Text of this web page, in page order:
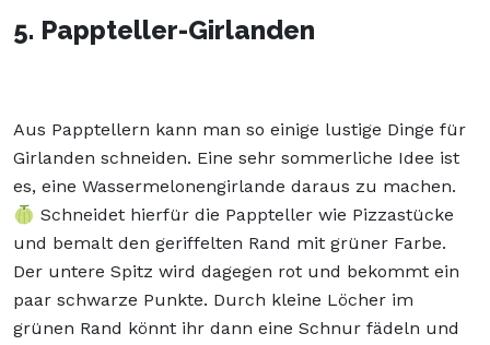
5. Pappteller-Girlanden
Aus Papptellern kann man so einige lustige Dinge für
Girlanden schneiden. Eine sehr sommerliche Idee ist
es, eine Wassermelonengirlande daraus zu machen.
🍈 Schneidet hierfür die Pappteller wie Pizzastücke
und bemalt den geriffelten Rand mit grüner Farbe.
Der untere Spitz wird dagegen rot und bekommt ein
paar schwarze Punkte. Durch kleine Löcher im
grünen Rand könnt ihr dann eine Schnur fädeln und